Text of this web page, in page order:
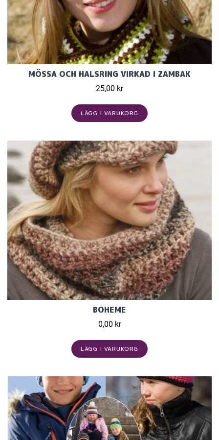
MÖSSA OCH HALSRING VIRKAD I ZAMBAK
25,00 kr
LÄGG I VARUKORG
BOHEME
0,00 kr
LÄGG I VARUKORG